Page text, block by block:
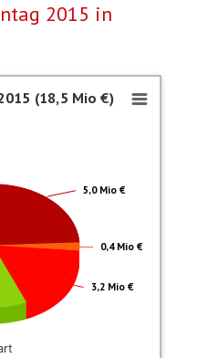
2015 in
2015 (18,5
(18,5 Mio €)
5,0 Mio €
0,4 Mio €
3,2 Mio €